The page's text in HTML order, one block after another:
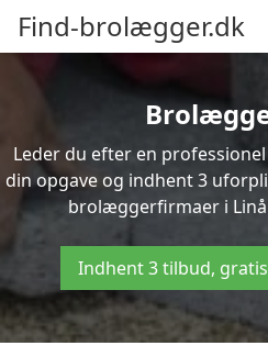
Find-brolægger.dk
Leder du efter en
din opgave og indhent 3
brolæggerfirmaer i Linå
Indhent 3 tilbud,